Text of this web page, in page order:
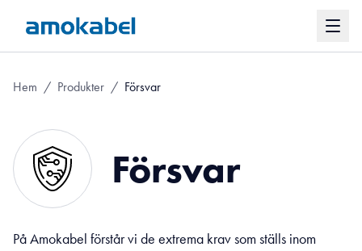
Hem / Produkter / Försvar
Försvar
På Amokabel förstår vi de extrema krav som ställs inom